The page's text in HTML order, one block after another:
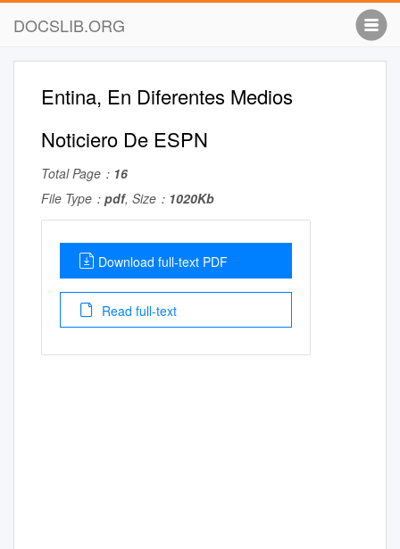
DOCSLIB.ORG
Entina, En Diferentes Medios
Noticiero De ESPN
Total Page： 16
File Type： pdf, Size： 1020Kb
Download full-text PDF
Read full-text